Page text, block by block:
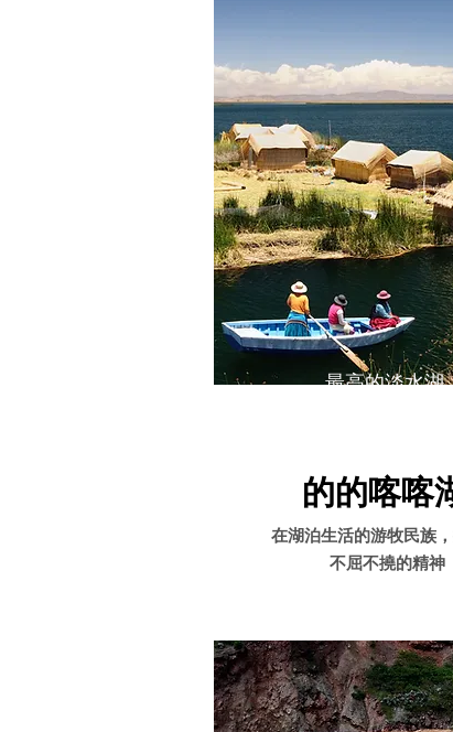
最高的淡水湖
的的喀喀
在湖泊生活的游牧民族
不屈不撓的精神